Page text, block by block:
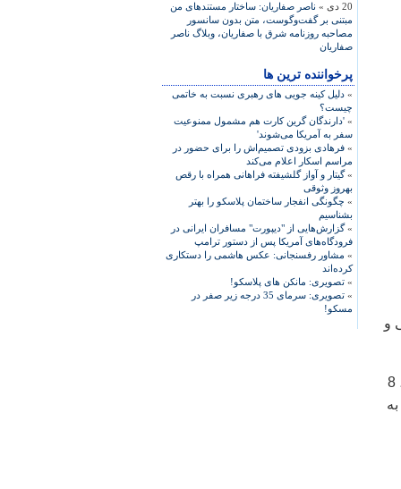
20 دی »
ناصر صفاريان: ساختار مستندهای من
مبتنی بر گفت‌وگوست، متن بدون سانسور
مصاحبه روزنامه شرق با صفاريان، وبلاگ ناصر
صفاريان
پرخواننده ترین ها
» دلیل کینه جویی های رهبری نسبت به خاتمی
چیست؟
» 'دارندگان گرین کارت هم مشمول ممنوعیت
سفر به آمریکا می‌شوند'
» فرهادی بزودی تصمیم‌اش را برای حضور در
مراسم اسکار اعلام می‌کند
»گیتار و آواز گلشیفته فراهانی همراه با رقص
بهروز وثوقی
» چگونگی انفجار ساختمان پلاسکو را بهتر
بشناسیم
»گزارش‌هایی از "دیپورت" مسافران ایرانی در
فرودگاه‌های آمریکا پس از دستور ترامپ
» مشاور رفسنجانی: عکس هاشمی را دستکاری
کرده‌اند
» تصویری: مانکن های پلاسکو!
»
تصویری: سرمای 35 درجه زیر صفر در
مسکو!
و
وی اضافه کرد: از هر 10 ارتباطی که در فضای اینترنت برقرار شده و منجر به ازدواج شده، 8
به